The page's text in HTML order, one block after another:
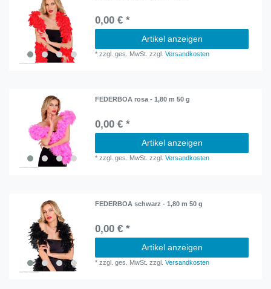
0,00 € *
Artikel anzeigen
*zzgl. ges. MwSt. zzgl.Versandkosten
FEDERBOA rosa - 1,80 m 50 g
0,00 € *
Artikel anzeigen
*zzgl. ges. MwSt. zzgl.Versandkosten
FEDERBOA schwarz - 1,80 m 50 g
0,00 € *
Artikel anzeigen
*zzgl. ges. MwSt. zzgl.Versandkosten